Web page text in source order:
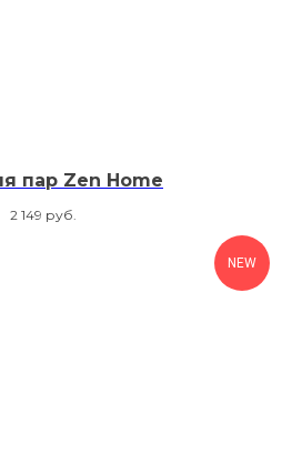
пар Zen Home
2 149 руб.
NEW